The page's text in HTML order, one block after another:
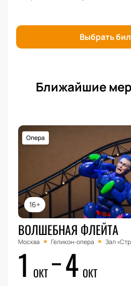
Выбрать
Ближайшие
16+
Опера
ВОЛШЕБНАЯ ФЛЕЙТА
Москва Геликон-опера Зал
1 ОКТ 4 ОКТ